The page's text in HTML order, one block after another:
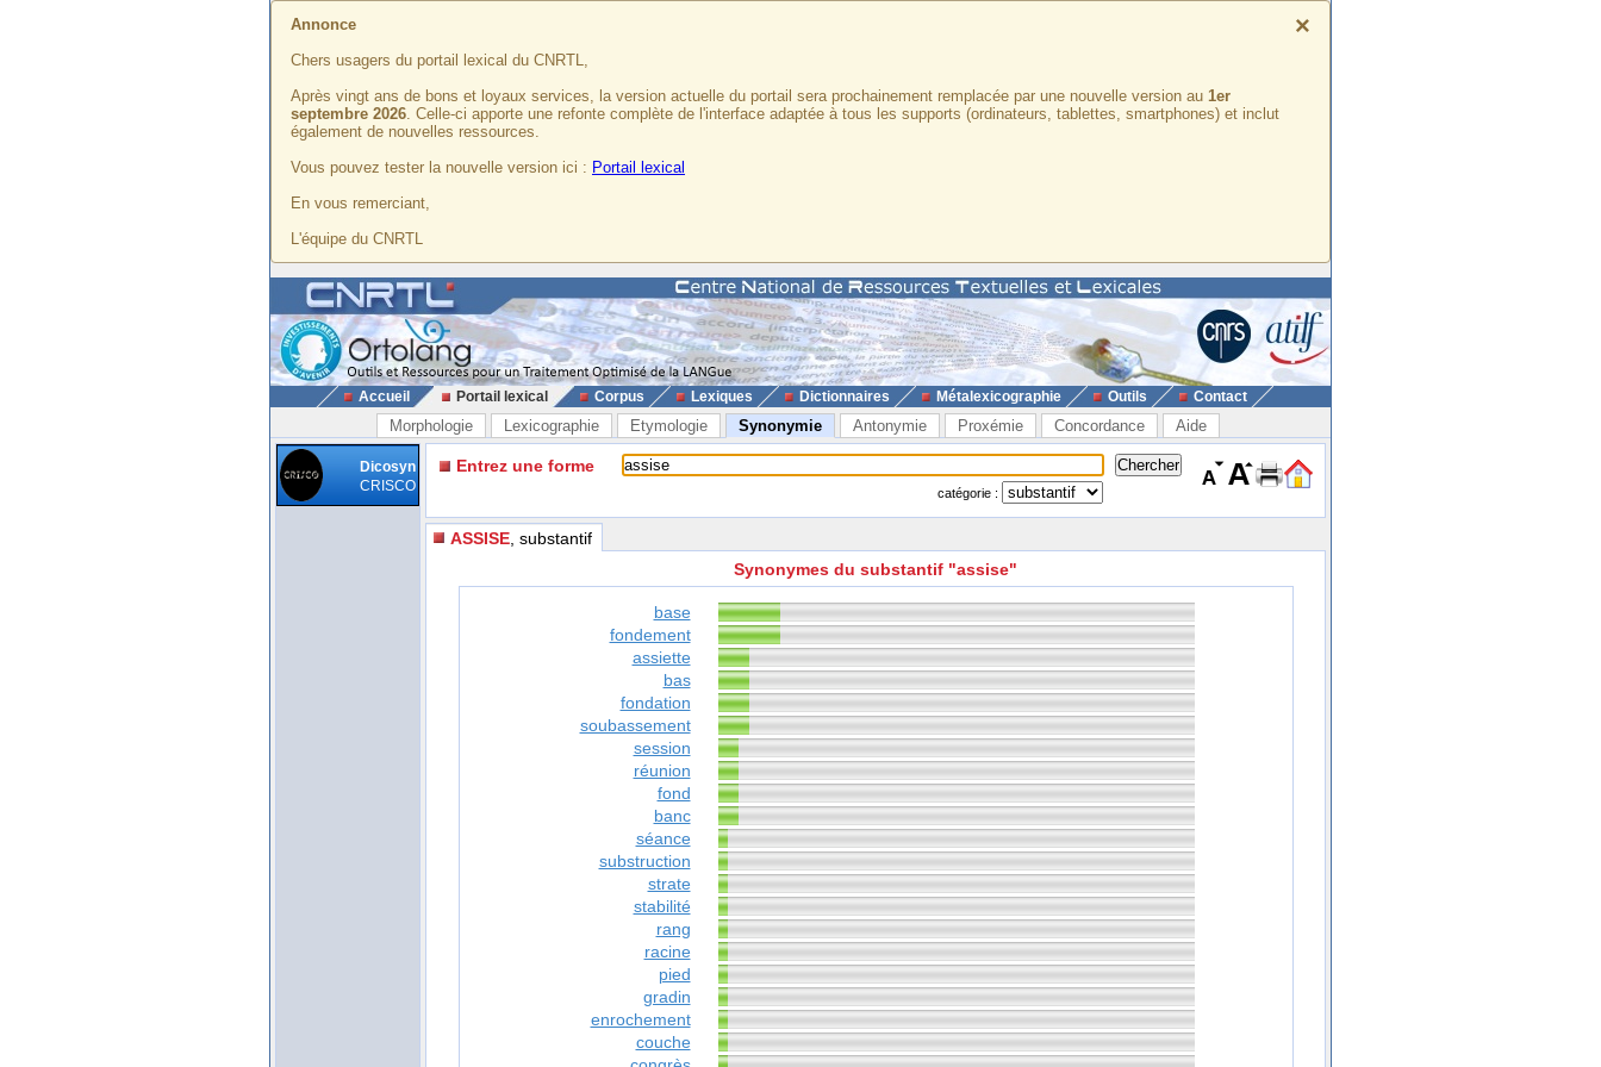
×
Annonce
Chers usagers du portail lexical du CNRTL,
Après vingt ans de bons et loyaux services, la version actuelle du portail sera prochainement remplacée par une nouvelle version au 1er
septembre 2026. Celle-ci apporte une refonte complète de l'interface adaptée à tous les supports (ordinateurs, tablettes, smartphones) et inclut
également de nouvelles ressources.
Vous pouvez tester la nouvelle version ici : Portail lexical
En vous remerciant,
L'équipe du CNRTL
Accueil Portail lexical Corpus Lexiques Dictionnaires Métalexicographie Outils Contact
Morphologie Lexicographie Etymologie Synonymie Antonymie Proxémie Concordance Aide
Dicosyn
CRISCO
Entrez une forme
catégorie :
ASSISE , substantif
Synonymes du substantif "assise"
base
fondement
assiette
bas
fondation
soubassement
session
réunion
fond
banc
séance
substruction
strate
stabilité
rang
racine
pied
gradin
enrochement
couche